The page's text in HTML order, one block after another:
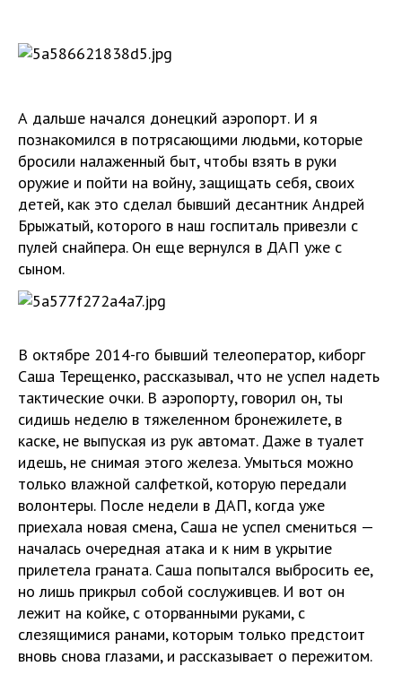
А дальше начался донецкий аэропорт. И я
познакомился в потрясающими людьми, которые
бросили налаженный быт, чтобы взять в руки
оружие и пойти на войну, защищать себя, своих
детей, как это сделал бывший десантник Андрей
Брыжатый, которого в наш госпиталь привезли с
пулей снайпера. Он еще вернулся в ДАП уже с
сыном.
В октябре 2014-го бывший телеоператор, киборг
Саша Терещенко, рассказывал, что не успел надеть
тактические очки. В аэропорту, говорил он, ты
сидишь неделю в тяжеленном бронежилете, в
каске, не выпуская из рук автомат. Даже в туалет
идешь, не снимая этого железа. Умыться можно
только влажной салфеткой, которую передали
волонтеры. После недели в ДАП, когда уже
приехала новая смена, Саша не успел смениться —
началась очередная атака и к ним в укрытие
прилетела граната. Саша попытался выбросить ее,
но лишь прикрыл собой сослуживцев. И вот он
лежит на койке, с оторванными руками, с
слезящимися ранами, которым только предстоит
вновь снова глазами, и рассказывает о пережитом.